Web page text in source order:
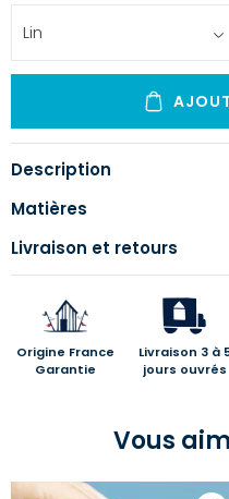
Lin
Description
Matières
Livraison et retours
Origine France
Garantie
Livraison 3 à
jours ouvrés
Vous